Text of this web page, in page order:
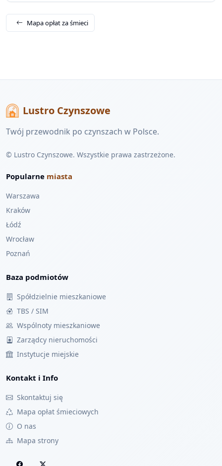
Mapa opłat za śmieci
Lustro Czynszowe
Twój przewodnik po czynszach w Polsce.
© Lustro Czynszowe. Wszystkie prawa zastrzeżone.
Popularne miasta
Warszawa
Kraków
Łódź
Wrocław
Poznań
Baza podmiotów
Spółdzielnie mieszkaniowe
TBS / SIM
Wspólnoty mieszkaniowe
Zarządcy nieruchomości
Instytucje miejskie
Kontakt i Info
Skontaktuj się
Mapa opłat śmieciowych
O nas
Mapa strony